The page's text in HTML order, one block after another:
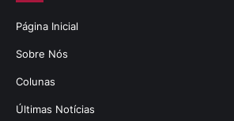
Página Inicial
Sobre Nós
Colunas
Últimas Notícias